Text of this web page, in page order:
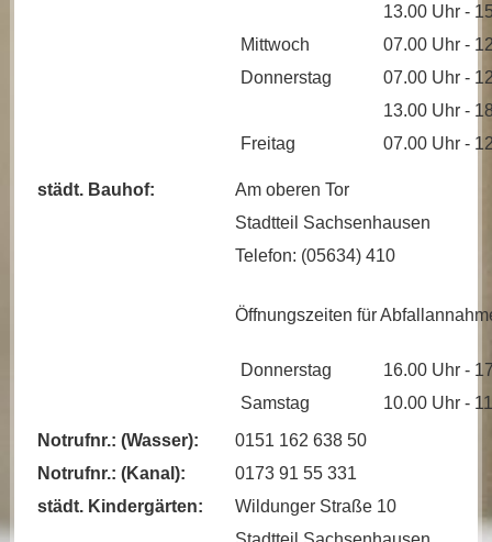
13.00 Uhr -
Mittwoch
07.00 Uhr -
Donnerstag
07.00 Uhr -
13.00 Uhr -
Freitag
07.00 Uhr -
städt. Bauhof:
Am oberen Tor
Stadtteil Sachsenhausen
Telefon: (05634) 410
Öffnungszeiten für
Donnerstag
16.00 Uhr -
Samstag
10.00 Uhr -
Notrufnr.: (Wasser):
0151 162 638 50
Notrufnr.: (Kanal):
0173 91 55 331
städt. Kindergärten:
Wildunger Straße 10